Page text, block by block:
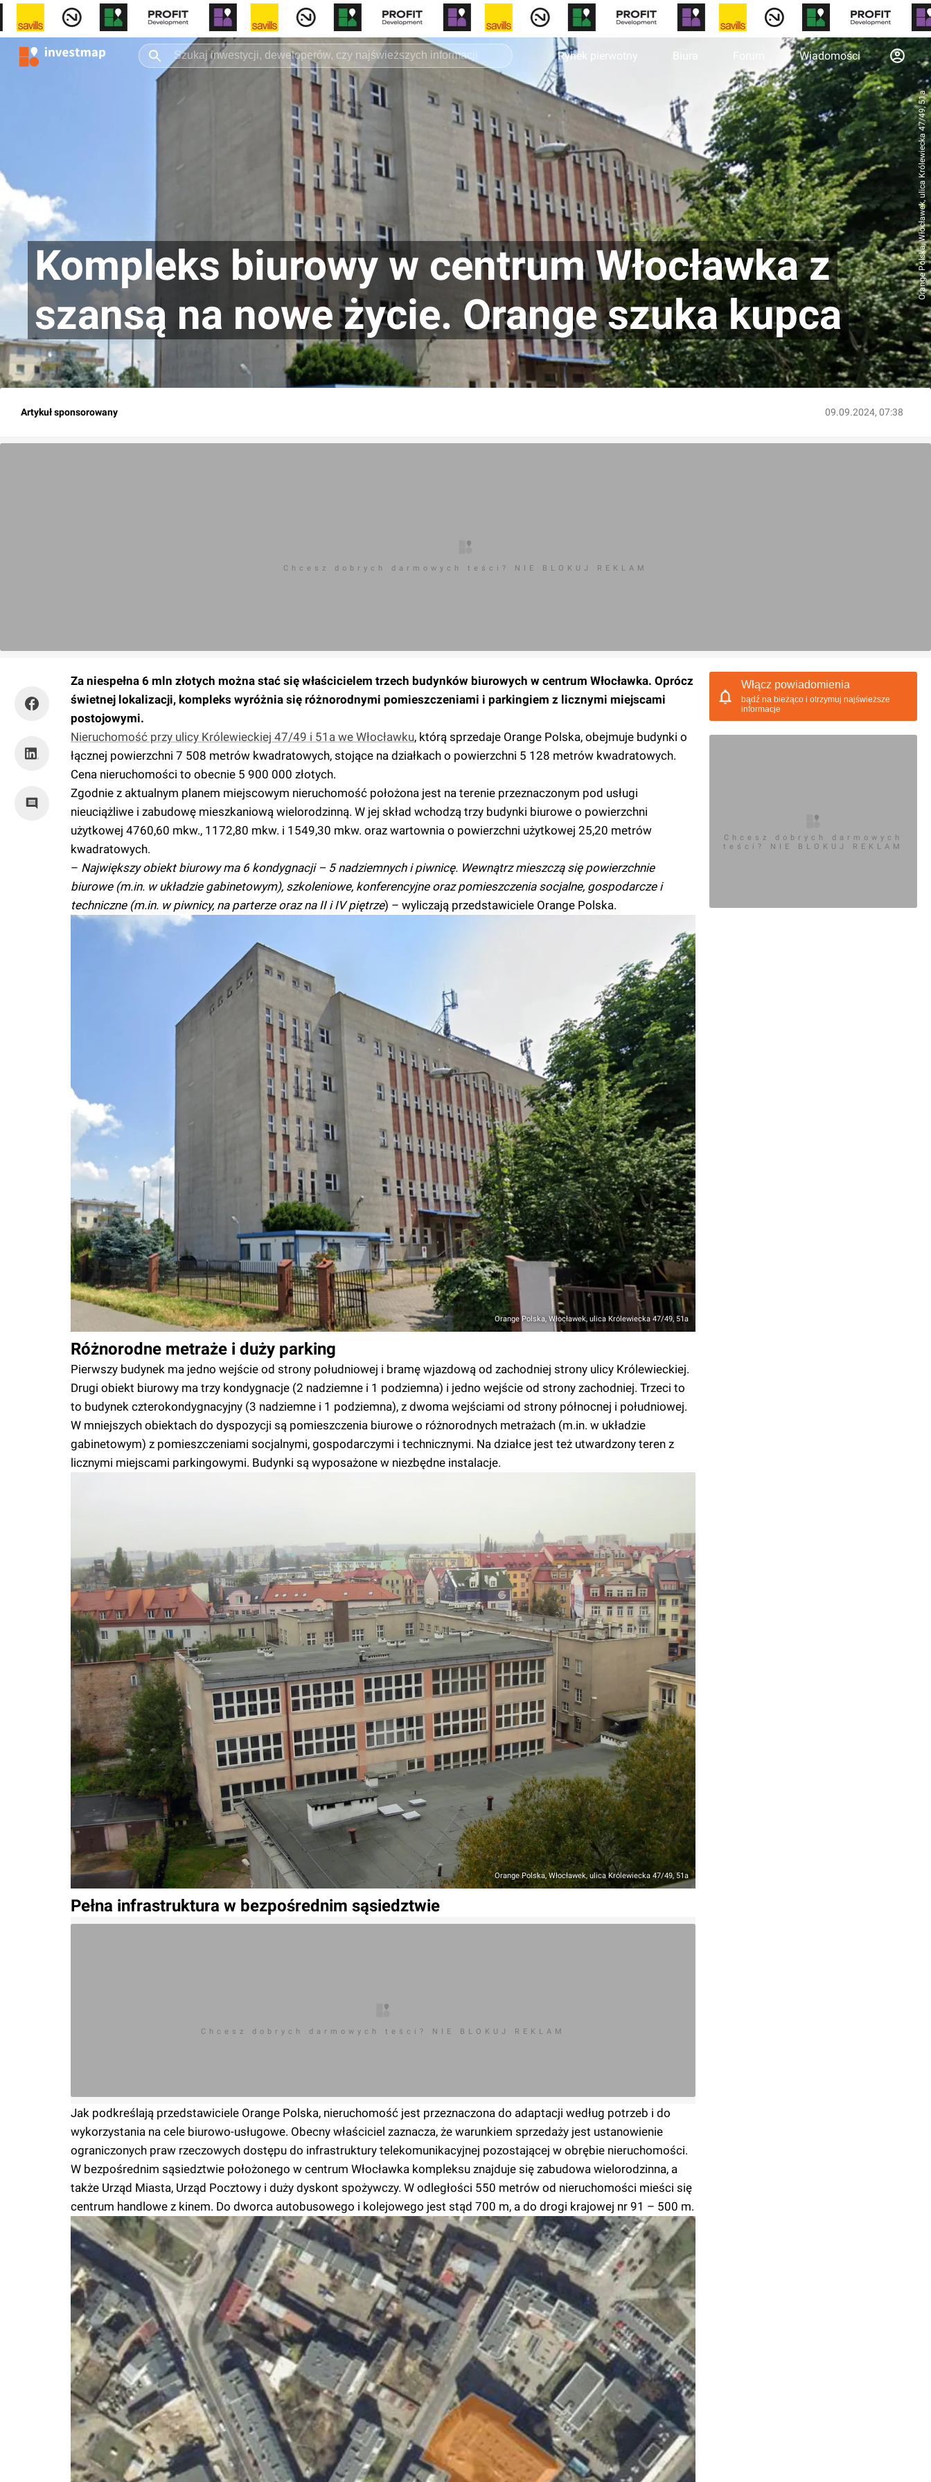
Rynek pierwotny Biura Wiadomości
Orange Polska, Włocławek, ulica Królewiecka 47/49, 51a
Kompleks biurowy w centrum Włocławka z
szansą na nowe życie. Orange szuka kupca
Artykuł sponsorowany 09.09.2024, 07:38
Chcesz dobrych darmowych teści? NIE BLOKUJ REKLAM
Za niespełna 6 mln złotych można stać się właścicielem trzech budynków biurowych w centrum Włocławka. Oprócz
świetnej lokalizacji, kompleks wyróżnia się różnorodnymi pomieszczeniami i parkingiem z licznymi miejscami
postojowymi.
Nieruchomość przy ulicy Królewieckiej 47/49 i 51a we Włocławku, którą sprzedaje Orange Polska, obejmuje budynki o
łącznej powierzchni 7 508 metrów kwadratowych, stojące na działkach o powierzchni 5 128 metrów kwadratowych.
Cena nieruchomości to obecnie 5 900 000 złotych.
Zgodnie z aktualnym planem miejscowym nieruchomość położona jest na terenie przeznaczonym pod usługi
nieuciążliwe i zabudowę mieszkaniową wielorodzinną. W jej skład wchodzą trzy budynki biurowe o powierzchni
użytkowej 4760,60 mkw., 1172,80 mkw. i 1549,30 mkw. oraz wartownia o powierzchni użytkowej 25,20 metrów
kwadratowych.
– Największy obiekt biurowy ma 6 kondygnacji – 5 nadziemnych i piwnicę. Wewnątrz mieszczą się powierzchnie
biurowe (m.in. w układzie gabinetowym), szkoleniowe, konferencyjne oraz pomieszczenia socjalne, gospodarcze i
techniczne (m.in. w piwnicy, na parterze oraz na II i IV piętrze) – wyliczają przedstawiciele Orange Polska.
Orange Polska, Włocławek, ulica Królewiecka 47/49, 51a
Różnorodne metraże i duży parking
Pierwszy budynek ma jedno wejście od strony południowej i bramę wjazdową od zachodniej strony ulicy Królewieckiej.
Drugi obiekt biurowy ma trzy kondygnacje (2 nadziemne i 1 podziemna) i jedno wejście od strony zachodniej. Trzeci to
to budynek czterokondygnacyjny (3 nadziemne i 1 podziemna), z dwoma wejściami od strony północnej i południowej.
W mniejszych obiektach do dyspozycji są pomieszczenia biurowe o różnorodnych metrażach (m.in. w układzie
gabinetowym) z pomieszczeniami socjalnymi, gospodarczymi i technicznymi. Na działce jest też utwardzony teren z
licznymi miejscami parkingowymi. Budynki są wyposażone w niezbędne instalacje.
Orange Polska, Włocławek, ulica Królewiecka 47/49, 51a
Pełna infrastruktura w bezpośrednim sąsiedztwie
Chcesz dobrych darmowych teści? NIE BLOKUJ REKLAM
Jak podkreślają przedstawiciele Orange Polska, nieruchomość jest przeznaczona do adaptacji według potrzeb i do
wykorzystania na cele biurowo-usługowe. Obecny właściciel zaznacza, że warunkiem sprzedaży jest ustanowienie
ograniczonych praw rzeczowych dostępu do infrastruktury telekomunikacyjnej pozostającej w obrębie nieruchomości.
W bezpośrednim sąsiedztwie położonego w centrum Włocławka kompleksu znajduje się zabudowa wielorodzinna, a
także Urząd Miasta, Urząd Pocztowy i duży dyskont spożywczy. W odległości 550 metrów od nieruchomości mieści się
centrum handlowe z kinem. Do dworca autobusowego i kolejowego jest stąd 700 m, a do drogi krajowej nr 91 – 500 m.
Włącz powiadomienia
bądź na bieżąco i otrzymuj najświeższe
informacje
Chcesz dobrych darmowych
teści? NIE BLOKUJ REKLAM